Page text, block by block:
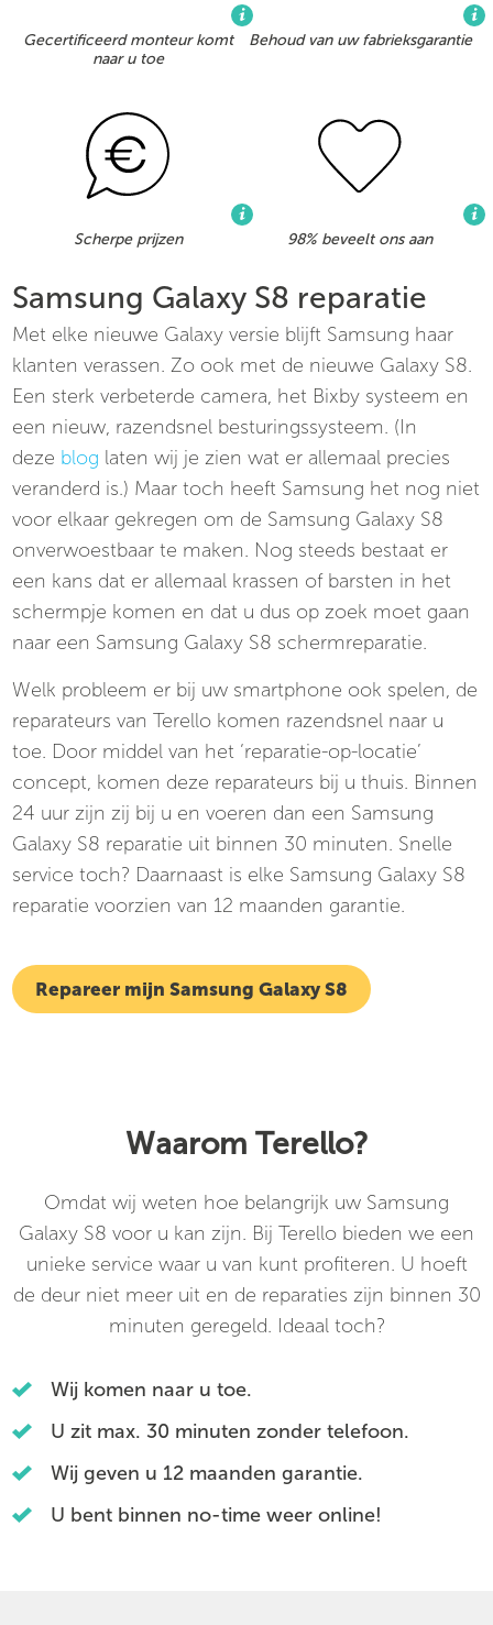
Gecertificeerd monteur komt
naar u toe
Behoud van uw fabrieksgarantie
Scherpe prijzen 98% beveelt ons aan
Samsung Galaxy S8 reparatie
Met elke nieuwe Galaxy versie blijft Samsung haar
klanten verassen. Zo ook met de nieuwe Galaxy S8.
Een sterk verbeterde camera, het Bixby systeem en
een nieuw, razendsnel besturingssysteem. (In
deze blog laten wij je zien wat er allemaal precies
veranderd is.) Maar toch heeft Samsung het nog niet
voor elkaar gekregen om de Samsung Galaxy S8
onverwoestbaar te maken. Nog steeds bestaat er
een kans dat er allemaal krassen of barsten in het
schermpje komen en dat u dus op zoek moet gaan
naar een Samsung Galaxy S8 schermreparatie.
Welk probleem er bij uw smartphone ook spelen, de
reparateurs van Terello komen razendsnel naar u
toe. Door middel van het ‘reparatie-op-locatie’
concept, komen deze reparateurs bij u thuis. Binnen
24 uur zijn zij bij u en voeren dan een Samsung
Galaxy S8 reparatie uit binnen 30 minuten. Snelle
service toch? Daarnaast is elke Samsung Galaxy S8
reparatie voorzien van 12 maanden garantie.
Repareer mijn Samsung Galaxy S8
Waarom Terello?
Omdat wij weten hoe belangrijk uw Samsung
Galaxy S8 voor u kan zijn. Bij Terello bieden we een
unieke service waar u van kunt profiteren. U hoeft
de deur niet meer uit en de reparaties zijn binnen 30
minuten geregeld. Ideaal toch?
Wij komen naar u toe.
U zit max. 30 minuten zonder telefoon.
Wij geven u 12 maanden garantie.
U bent binnen no-time weer online!